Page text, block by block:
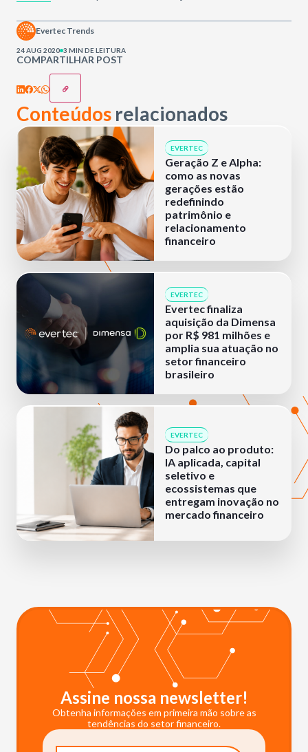
COMPARTILHAR POST
Evertec Trends
24 AUG 2020 3 MIN DE LEITURA
Conteúdos relacionados
EVERTEC
Geração Z e Alpha:
como as novas
gerações estão
redefinindo
patrimônio e
relacionamento
financeiro
EVERTEC
Evertec finaliza
aquisição da Dimensa
por R$ 981 milhões e
amplia sua atuação no
setor financeiro
brasileiro
EVERTEC
Do palco ao produto:
IA aplicada, capital
seletivo e
ecossistemas que
entregam inovação no
mercado financeiro
Assine nossa newsletter!
Obtenha informações em primeira mão sobre as
tendências do setor financeiro.